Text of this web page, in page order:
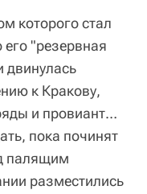
которого стал
"резервная
двинулась
к Кракову,
и провиант…
пока починят
палящим
разместились